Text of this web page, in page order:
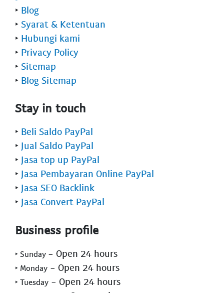
‣ Blog
‣ Syarat & Ketentuan
‣ Hubungi kami
‣ Privacy Policy
‣ Sitemap
‣ Blog Sitemap
Stay in touch
‣ Beli Saldo PayPal
‣ Jual Saldo PayPal
‣ Jasa top up PayPal
‣ Jasa Pembayaran Online PayPal
‣ Jasa SEO Backlink
‣ Jasa Convert PayPal
Business profile
‣ Sunday - Open 24 hours
‣ Monday - Open 24 hours
‣ Tuesday - Open 24 hours